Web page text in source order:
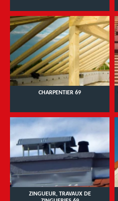
CHARPENTIER 69
ZINGUEUR, TRAVAUX DE